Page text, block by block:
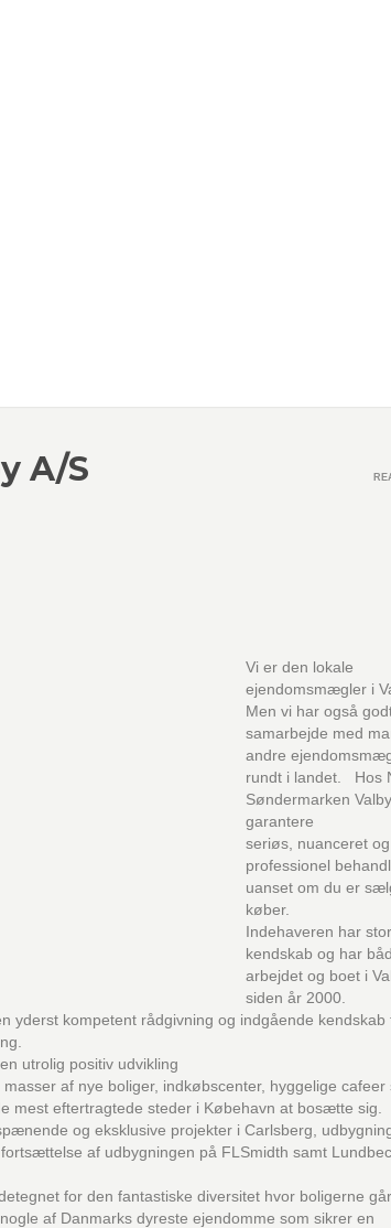
A/S
Vi er den lokale
ejendomsmægler i
Men vi har også
samarbejde med
andre
rundt i landet. Hos
Søndermarken
garantere
seriøs, nuanceret og
professionel
uanset om du er
køber.
Indehaveren har
kendskab og har
arbejdet og boet i
siden år 2000.
yderst kompetent rådgivning og indgående kendskab
utrolig positiv udvikling
af nye boliger, indkøbscenter, hyggelige cafeer
mest eftertragtede steder i Købehavn at bosætte sig.
og eksklusive projekter i Carlsberg,
af udbygningen på FLSmidth samt
for den fantastiske diversitet hvor boligerne
af Danmarks dyreste ejendomme som sikrer en